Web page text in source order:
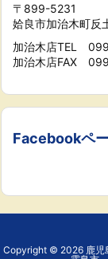
〒899-5231
姶良市加治木町反
加治木店TEL
加治木店FAX
Facebookペ
Copyright © 2026 鹿